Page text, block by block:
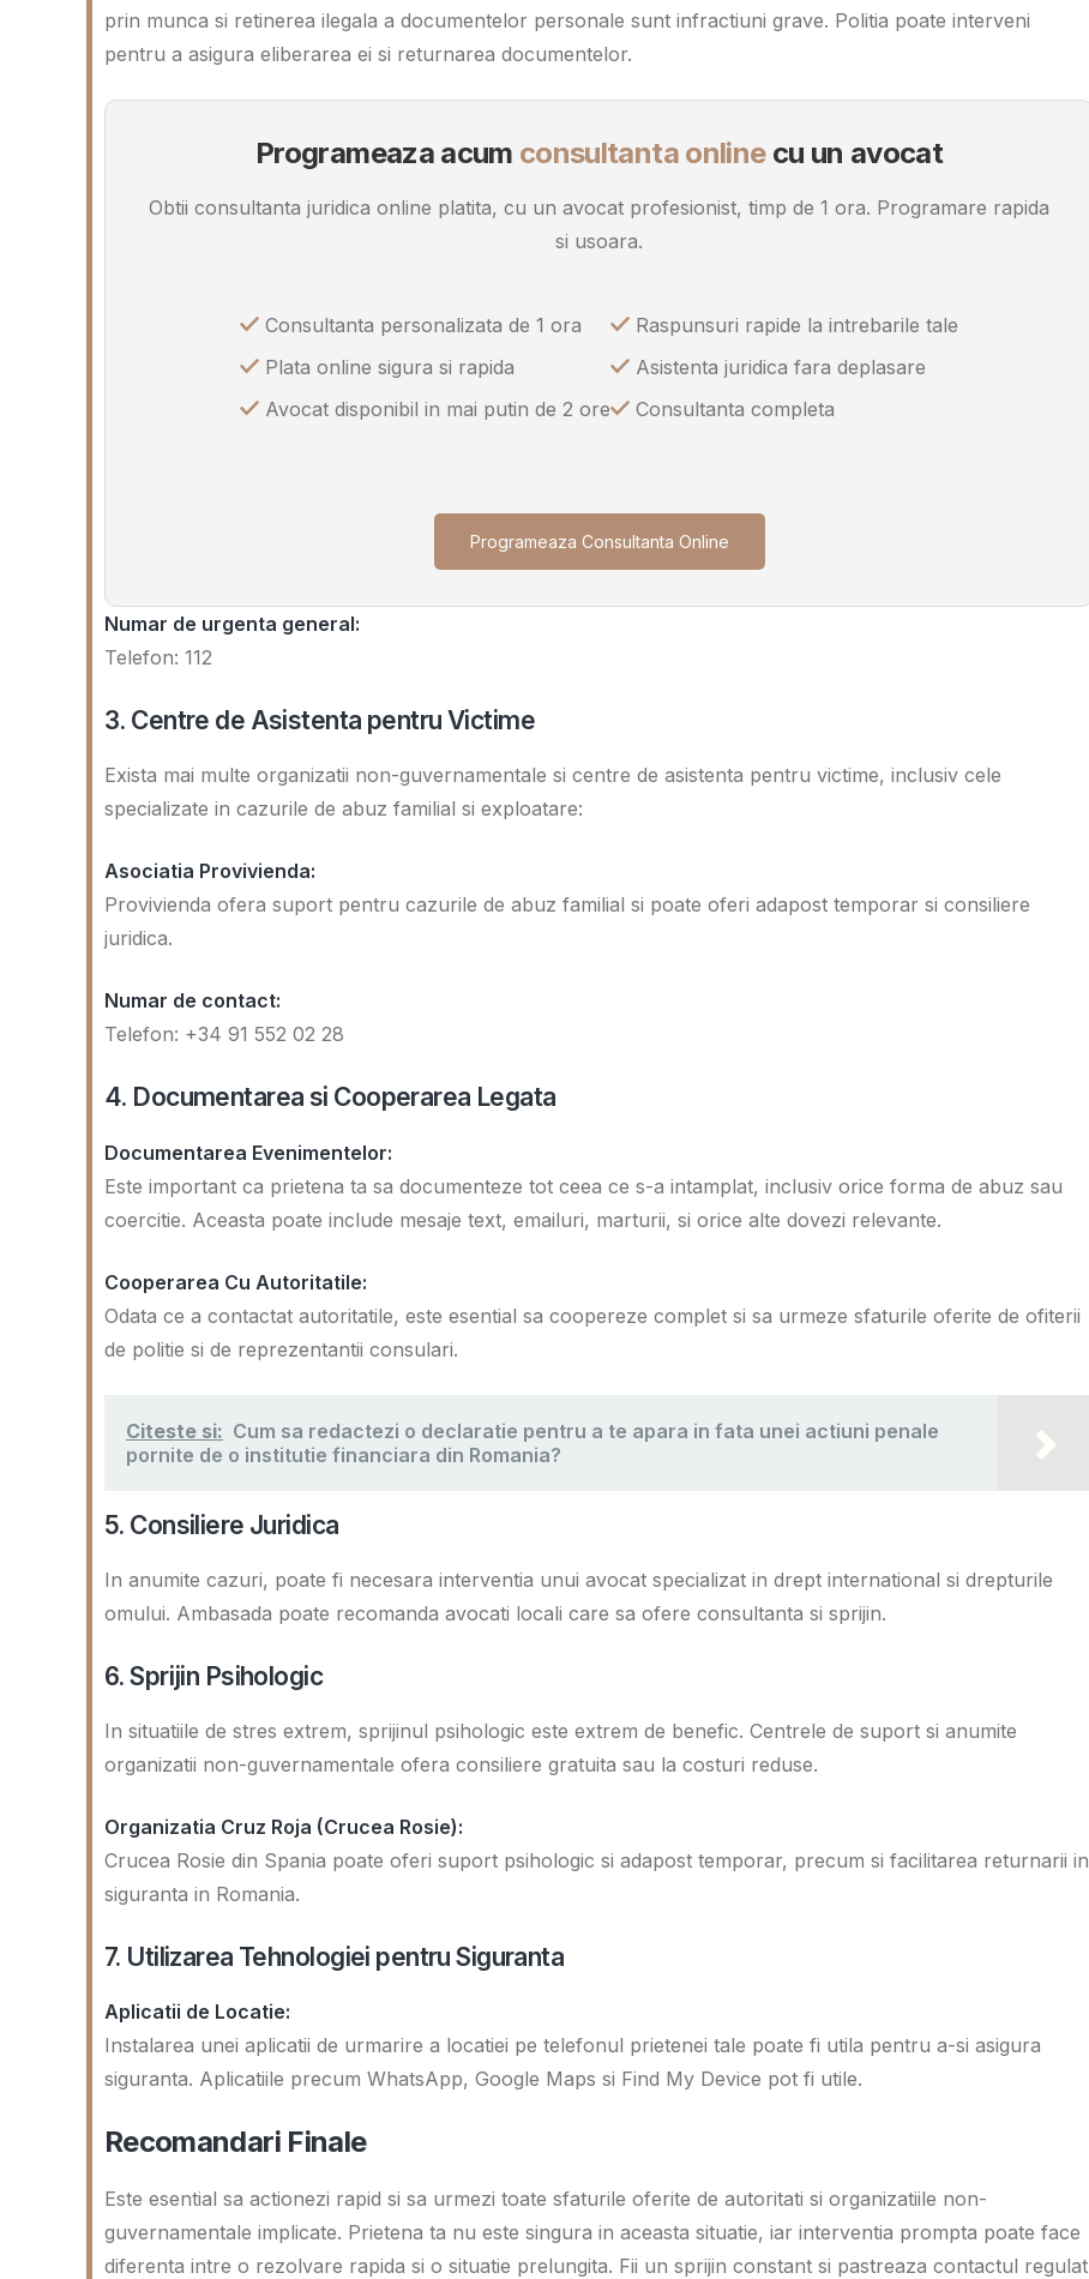
prin munca si retinerea ilegala a documentelor personale sunt infractiuni grave. Politia poate interveni
pentru a asigura eliberarea ei si returnarea documentelor.
Programeaza acum consultanta onlinecu un avocat
Obtii consultanta juridica online platita, cu un avocat profesionist, timp de 1 ora. Programare rapida
si usoara.
Consultanta personalizata de 1 ora
Plata online sigura si rapida
Avocat disponibil in mai putin de 2 ore
Raspunsuri rapide la intrebarile tale
Asistenta juridica fara deplasare
Consultanta completa
Programeaza Consultanta Online
Numar de urgenta general:
Telefon: 112
3. Centre de Asistenta pentru Victime
Exista mai multe organizatii non-guvernamentale si centre de asistenta pentru victime, inclusiv cele
specializate in cazurile de abuz familial si exploatare:
Asociatia Provivienda:
Provivienda ofera suport pentru cazurile de abuz familial si poate oferi adapost temporar si consiliere
juridica.
Numar de contact:
Telefon: +34 91 552 02 28
4. Documentarea si Cooperarea Legata
Documentarea Evenimentelor:
Este important ca prietena ta sa documenteze tot ceea ce s-a intamplat, inclusiv orice forma de abuz sau
coercitie. Aceasta poate include mesaje text, emailuri, marturii, si orice alte dovezi relevante.
Cooperarea Cu Autoritatile:
Odata ce a contactat autoritatile, este esential sa coopereze complet si sa urmeze sfaturile oferite de ofiterii
de politie si de reprezentantii consulari.
Citeste si: Cum sa redactezi o declaratie pentru a te apara in fata unei actiuni penale
pornite de o institutie financiara din Romania?
5. Consiliere Juridica
In anumite cazuri, poate fi necesara interventia unui avocat specializat in drept international si drepturile
omului. Ambasada poate recomanda avocati locali care sa ofere consultanta si sprijin.
6. Sprijin Psihologic
In situatiile de stres extrem, sprijinul psihologic este extrem de benefic. Centrele de suport si anumite
organizatii non-guvernamentale ofera consiliere gratuita sau la costuri reduse.
Organizatia Cruz Roja (Crucea Rosie):
Crucea Rosie din Spania poate oferi suport psihologic si adapost temporar, precum si facilitarea returnarii in
siguranta in Romania.
7. Utilizarea Tehnologiei pentru Siguranta
Aplicatii de Locatie:
Instalarea unei aplicatii de urmarire a locatiei pe telefonul prietenei tale poate fi utila pentru a-si asigura
siguranta. Aplicatiile precum WhatsApp, Google Maps si Find My Device pot fi utile.
Recomandari Finale
Este esential sa actionezi rapid si sa urmezi toate sfaturile oferite de autoritati si organizatiile non-
guvernamentale implicate. Prietena ta nu este singura in aceasta situatie, iar interventia prompta poate face
diferenta intre o rezolvare rapida si o situatie prelungita. Fii un sprijin constant si pastreaza contactul regulat